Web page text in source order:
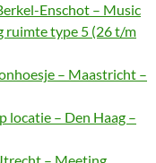
Enschot – Music
ruimte type 5 (26 t/m
– Maastricht –
locatie – Den Haag –